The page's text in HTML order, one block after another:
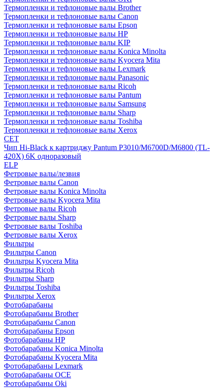
Термопленки и тефлоновые валы Brother
Термопленки и тефлоновые валы Canon
Термопленки и тефлоновые валы Epson
Термопленки и тефлоновые валы HP
Термопленки и тефлоновые валы KIP
Термопленки и тефлоновые валы Konica Minolta
Термопленки и тефлоновые валы Kyocera Mita
Термопленки и тефлоновые валы Lexmark
Термопленки и тефлоновые валы Panasonic
Термопленки и тефлоновые валы Ricoh
Термопленки и тефлоновые валы Pantum
Термопленки и тефлоновые валы Samsung
Термопленки и тефлоновые валы Sharp
Термопленки и тефлоновые валы Toshiba
Термопленки и тефлоновые валы Xerox
CET
Чип Hi-Black к картриджу Pantum P3010/M6700D/M6800 (TL-
420X) 6K одноразовый
ELP
Фетровые валы/лезвия
Фетровые валы Canon
Фетровые валы Konica Minolta
Фетровые валы Kyocera Mita
Фетровые валы Ricoh
Фетровые валы Sharp
Фетровые валы Toshiba
Фетровые валы Xerox
Фильтры
Фильтры Canon
Фильтры Kyocera Mita
Фильтры Ricoh
Фильтры Sharp
Фильтры Toshiba
Фильтры Xerox
Фотобарабаны
Фотобарабаны Brother
Фотобарабаны Canon
Фотобарабаны Epson
Фотобарабаны HP
Фотобарабаны Konica Minolta
Фотобарабаны Kyocera Mita
Фотобарабаны Lexmark
Фотобарабаны OCE
Фотобарабаны Oki